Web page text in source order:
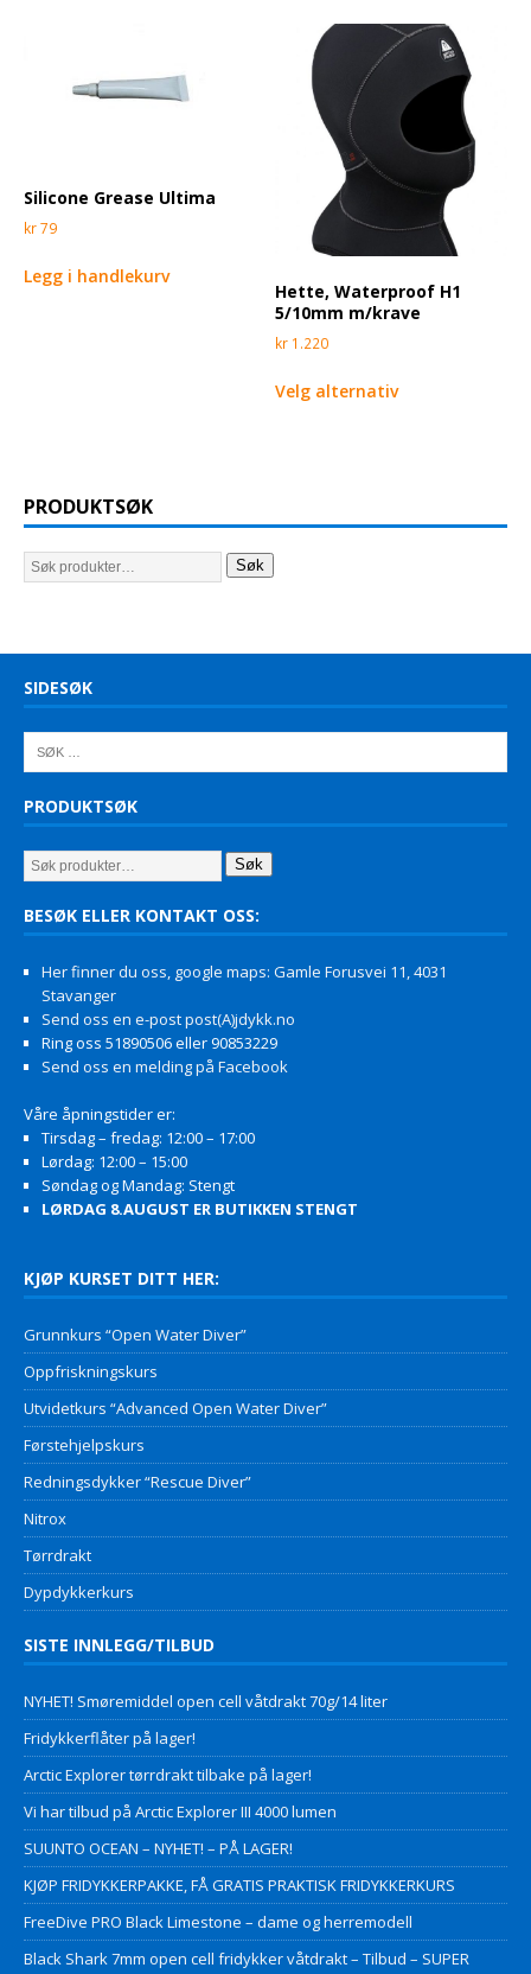
Silicone Grease Ultima
kr79
Legg i handlekurv
Hette, Waterproof H1
5/10mm m/krave
kr 1.220
Velg alternativ
PRODUKTSØK
Søk
SIDESØK
PRODUKTSØK
Søk
BESØK ELLER KONTAKT OSS:
Her finner du oss, google maps: Gamle Forusvei 11, 4031
Stavanger
Send oss en e-post post(A)jdykk.no
Ring oss 51890506 eller 90853229
Send oss en melding på Facebook
Våre åpningstider er:
Tirsdag – fredag: 12:00 – 17:00
Lørdag: 12:00 – 15:00
Søndag og Mandag: Stengt
LØRDAG 8.AUGUST ER BUTIKKEN STENGT
KJØP KURSET DITT HER:
Grunnkurs “Open Water Diver”
Oppfriskningskurs
Utvidetkurs “Advanced Open Water Diver”
Førstehjelpskurs
Redningsdykker “Rescue Diver”
Nitrox
Tørrdrakt
Dypdykkerkurs
SISTE INNLEGG/TILBUD
NYHET! Smøremiddel open cell våtdrakt 70g/14 liter
Fridykkerflåter på lager!
Arctic Explorer tørrdrakt tilbake på lager!
Vi har tilbud på Arctic Explorer III 4000 lumen
SUUNTO OCEAN – NYHET! – PÅ LAGER!
KJØP FRIDYKKERPAKKE, FÅ GRATIS PRAKTISK FRIDYKKERKURS
FreeDive PRO Black Limestone – dame og herremodell
Black Shark 7mm open cell fridykker våtdrakt – Tilbud – SUPER